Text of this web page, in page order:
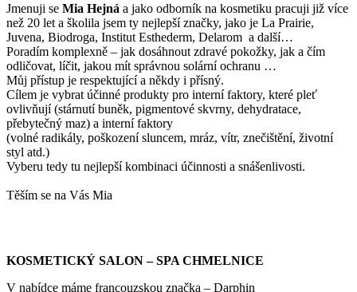
Jmenuji se Mia Hejná a jako odborník na kosmetiku pracuji již více
než 20 let a školila jsem ty nejlepší značky, jako je La Prairie,
Juvena, Biodroga, Institut Esthederm, Delarom a další…
Poradím komplexně – jak dosáhnout zdravé pokožky, jak a čím
odličovat, líčit, jakou mít správnou solární ochranu …
Můj přístup je respektující a někdy i přísný.
Cílem je vybrat účinné produkty pro interní faktory, které pleť
ovlivňují (stárnutí buněk, pigmentové skvrny, dehydratace,
přebytečný maz) a interní faktory
(volné radikály, poškození sluncem, mráz, vítr, znečištění, životní
styl atd.)
Vyberu tedy tu nejlepší kombinaci účinnosti a snášenlivosti.
Těším se na Vás Mia
KOSMETICKÝ SALON – SPA CHMELNICE
V nabídce máme francouzskou značka – Darphin